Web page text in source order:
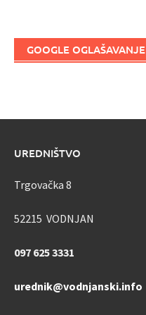
GOOGLE OGLAŠAVANJE
UREDNIŠTVO
Trgovačka 8
52215 VODNJAN
097 625 3331
urednik@vodnjanski.info